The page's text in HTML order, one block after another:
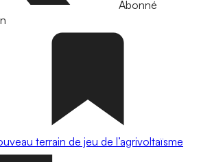
Abonné
terrain de jeu de l’agrivoltaïsme